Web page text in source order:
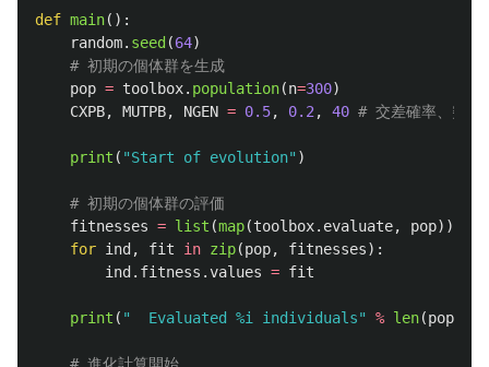
def main():
random. seed (64)
pop = toolbox. population(n=300)
CXPB, MUTPB, NGEN = 0.5, 0.2 , 40
print ( "Start of evolution" )
fitnesses = list (map(toolbox. evaluate, pop))
for ind , fit in zip(pop, fitnesses):
ind . fitness .values = fit
print ( "
  Evaluated %i individuals
" % len(pop